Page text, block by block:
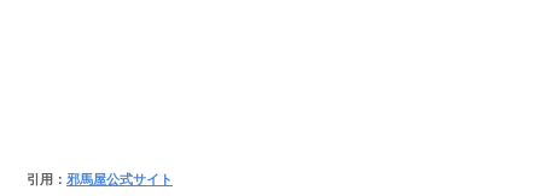
引用： 邪馬屋公式サイト